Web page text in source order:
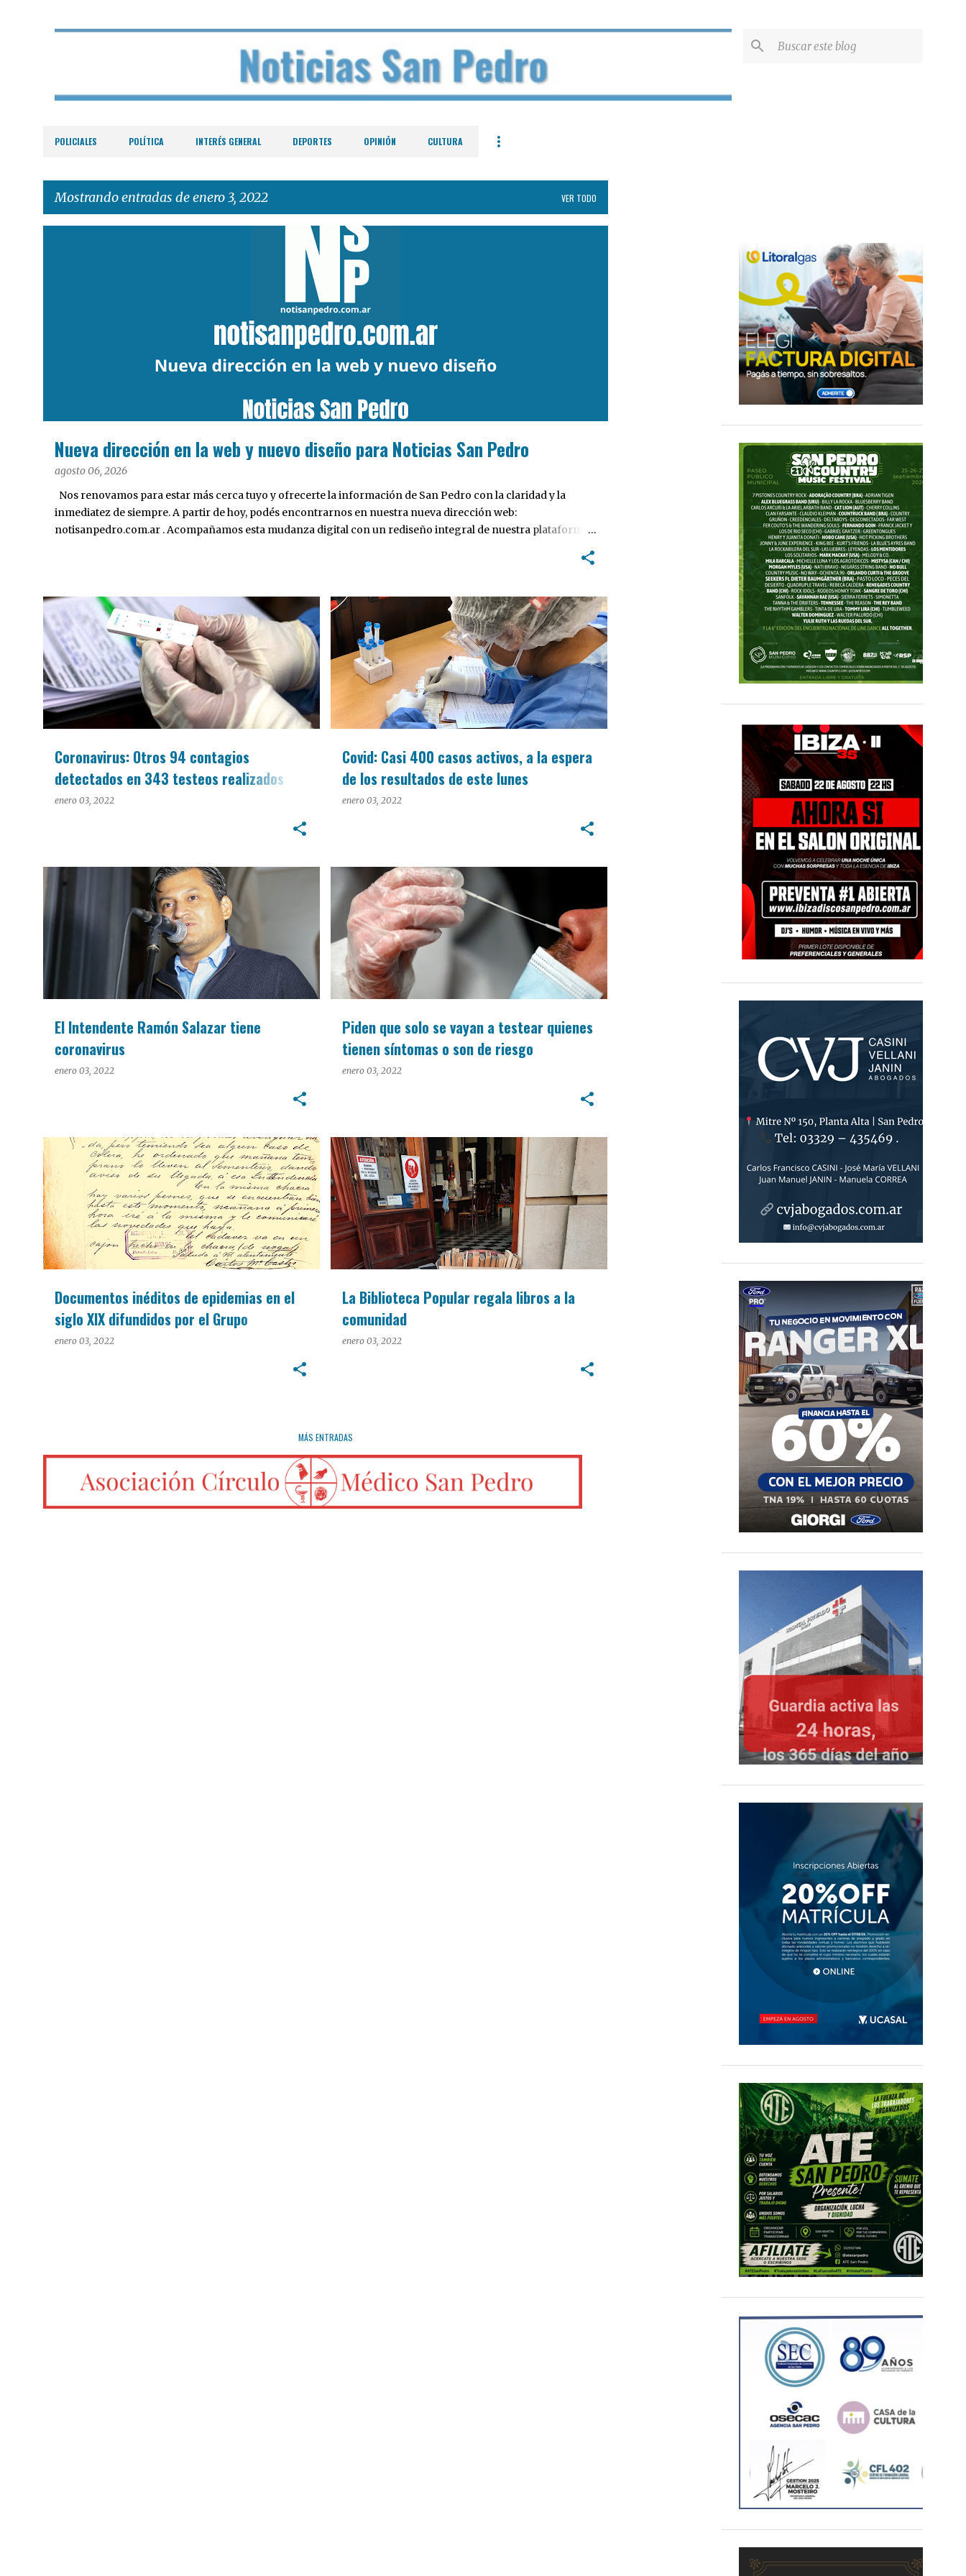
POLICIALES POLÍTICA INTERÉS GENERAL DEPORTES OPINIÓN CULTURA
Mostrando entradas de enero 3, 2022 VER TODO
Nueva dirección en la web y nuevo diseño para Noticias San Pedro
agosto 06, 2026
Nos renovamos para estar más cerca tuyo y ofrecerte la información de San Pedro con la claridad y la
inmediatez de siempre. A partir de hoy, podés encontrarnos en nuestra nueva dirección web:
notisanpedro.com.ar . Acompañamos esta mudanza digital con un rediseño integral de nuestra plataforma.
Coronavirus: Otros 94 contagios
detectados en 343 testeos realizados
este lunes
enero 03, 2022
INTERÉS GENERAL
Covid: Casi 400 casos activos, a la espera
de los resultados de este lunes
enero 03, 2022
INTERÉS GENERAL
El Intendente Ramón Salazar tiene
coronavirus
enero 03, 2022
Piden que solo se vayan a testear quienes
tienen síntomas o son de riesgo
enero 03, 2022
INTERÉS GENERAL
Documentos inéditos de epidemias en el
siglo XIX difundidos por el Grupo
Conservacionista
enero 03, 2022
CULTURA
La Biblioteca Popular regala libros a la
comunidad
enero 03, 2022
CULTURA
MÁS ENTRADAS